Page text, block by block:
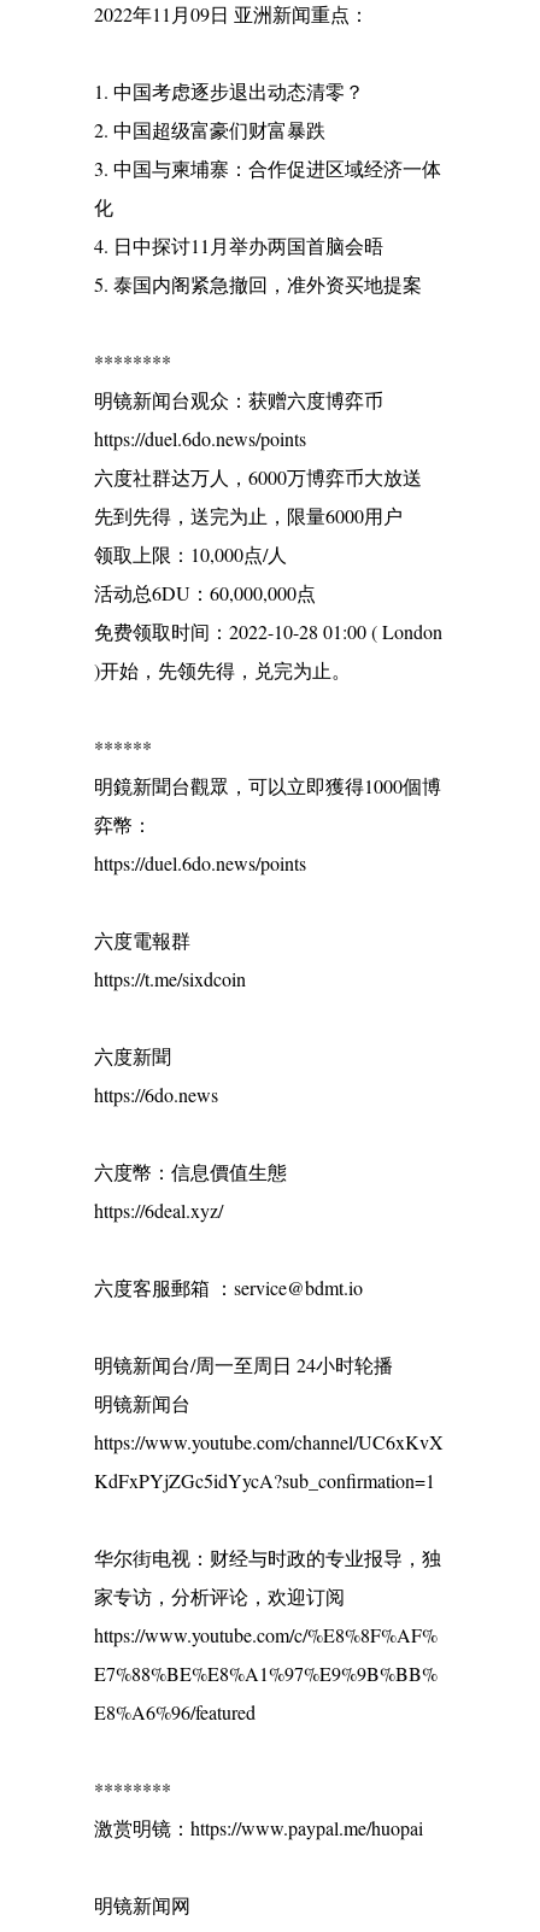
2022年11月09日 亚洲新闻重点：
1. 中国考虑逐步退出动态清零？
2. 中国超级富豪们财富暴跌
3. 中国与柬埔寨：合作促进区域经济一体
化
4. 日中探讨11月举办两国首脑会晤
5. 泰国内阁紧急撤回，准外资买地提案
********
明镜新闻台观众：获赠六度博弈币
https://duel.6do.news/points
六度社群达万人，6000万博弈币大放送
先到先得，送完为止，限量6000用户
领取上限：10,000点/人
活动总6DU：60,000,000点
免费领取时间：2022-10-28 01:00 ( London
)开始，先领先得，兑完为止。
******
明鏡新聞台觀眾，可以立即獲得1000個博
弈幣：
https://duel.6do.news/points
六度電報群
https://t.me/sixdcoin
六度新聞
https://6do.news
六度幣：信息價值生態
https://6deal.xyz/
六度客服郵箱 ：service@bdmt.io
明镜新闻台/周一至周日 24小时轮播
明镜新闻台
https://www.youtube.com/channel/UC6xKvX
KdFxPYjZGc5idYycA?sub_confirmation=1
华尔街电视：财经与时政的专业报导，独
家专访，分析评论，欢迎订阅
https://www.youtube.com/c/%E8%8F%AF%
E7%88%BE%E8%A1%97%E9%9B%BB%
E8%A6%96/featured
********
激赏明镜：https://www.paypal.me/huopai
明镜新闻网